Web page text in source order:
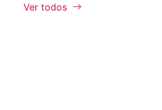
Ver todos